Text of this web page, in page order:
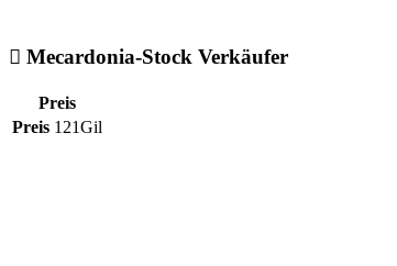
Mecardonia-Stock Verkäufer
Preis
Preis 121Gil